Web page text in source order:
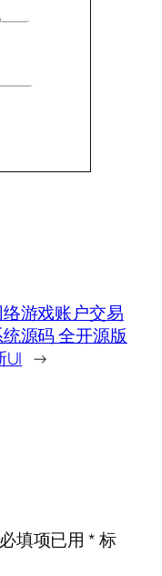
游戏账户交易
源码 全开源版
UI →
必填项已用*标